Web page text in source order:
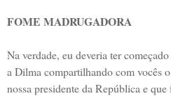
FOME MADRUGADORA
Na verdade, eu deveria ter
a Dilma compartilhando com vocês
nossa presidente da República e